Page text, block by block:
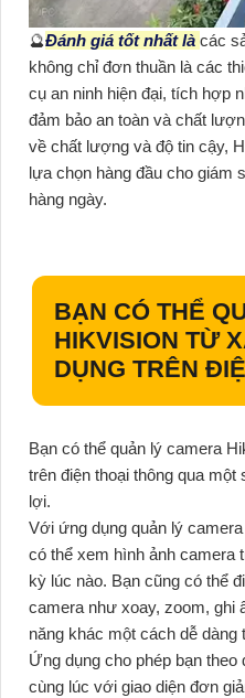
🔮Đánh giá tốt nhất là các
không chỉ đơn thuần là các
cụ an ninh hiện đại, tích hợp
đảm bảo an toàn và chất
về chất lượng và độ tin cậy,
lựa chọn hàng đầu cho giám
hàng ngày.
BẠN CÓ THỂ
HIKVISION TỪ
DỤNG TRÊN
Bạn có thể quản lý camera
trên điện thoại thông qua
lợi.
Với ứng dụng quản lý
có thể xem hình ảnh camera
kỳ lúc nào. Bạn cũng có thể
camera như xoay, zoom, ghi
năng khác một cách dễ dàng
Ứng dụng cho phép bạn
cùng lúc với giao diện đơn